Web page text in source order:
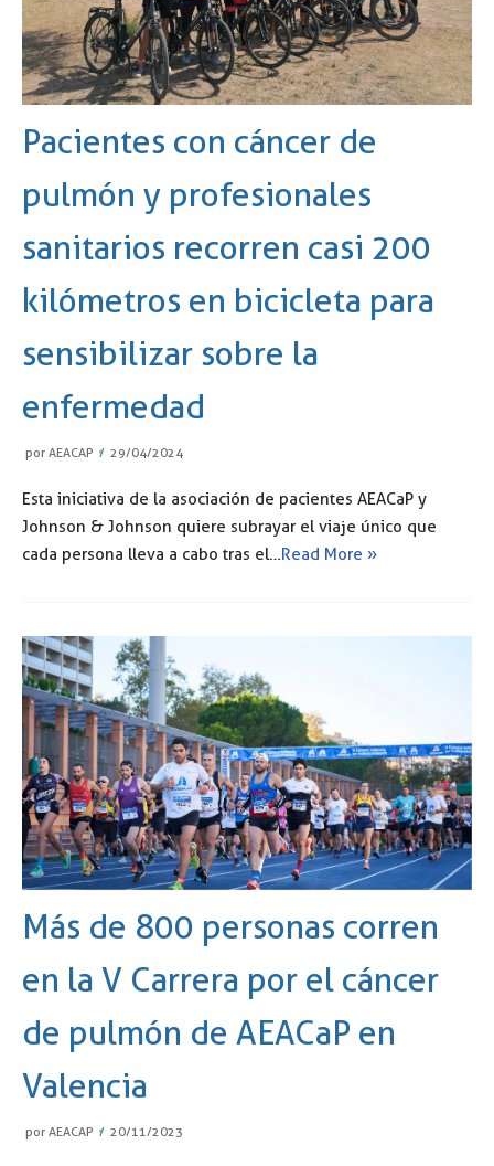
Pacientes con cáncer de
pulmón y profesionales
sanitarios recorren casi 200
kilómetros en bicicleta para
sensibilizar sobre la
enfermedad
por AEACAP 29/04/2024
Esta iniciativa de la asociación de pacientes AEACaP y
Johnson & Johnson quiere subrayar el viaje único que
cada persona lleva a cabo tras el…Read More »
Más de 800 personas corren
en la V Carrera por el cáncer
de pulmón de AEACaP en
Valencia
por AEACAP 20/11/2023